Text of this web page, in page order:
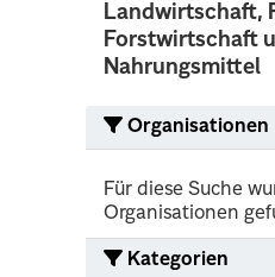
Landwirtschaft,
Forstwirtschaft
Nahrungsmittel
Organisationen
Für diese Suche
Organisationen
Kategorien